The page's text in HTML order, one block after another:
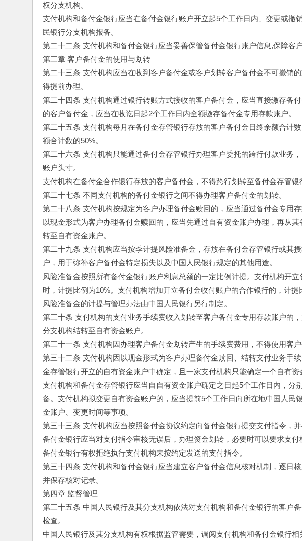
权分支机构。
支付机构和备付金银行应当在备付金银行账户开立起5个工作日内、变更或撤
民银行分支机构报备。
第二十二条 支付机构和备付金银行应当妥善保管备付金银行账户信息,保障客
第三章 客户备付金的使用与划转
第二十三条 支付机构应当在收到客户备付金或客户划转客户备付金不可撤销
得提前办理。
第二十四条 支付机构通过银行转账方式接收的客户备付金，应当直接缴存备
的客户备付金，应当在收讫日起2个工作日内全额缴存备付金专用存款账户。
第二十五条 支付机构每月在备付金存管银行存放的客户备付金日终余额合计
额合计数的50%。
第二十六条 支付机构只能通过备付金存管银行办理客户委托的跨行付款业务
账户头寸。
支付机构在备付金合作银行存放的客户备付金，不得跨行划转至备付金存管银
第二十七条 不同支付机构的备付金银行之间不得办理客户备付金的划转。
第二十八条 支付机构按规定为客户办理备付金赎回的，应当通过备付金专用
以现金形式为客户办理备付金赎回的，应当先通过自有资金账户办理，再从
转至自有资金账户。
第二十九条 支付机构应当按季计提风险准备金，存放在备付金存管银行或其
户，用于弥补客户备付金特定损失以及中国人民银行规定的其他用途。
风险准备金按照所有备付金银行账户利息总额的一定比例计提。支付机构开立
时，计提比例为10%。支付机构增加开立备付金收付账户的合作银行的，计提
风险准备金的计提与管理办法由中国人民银行另行制定。
第三十条 支付机构的支付业务手续费收入划转至客户备付金专用存款账户的
分支机构结转至自有资金账户。
第三十一条 支付机构因办理客户备付金划转产生的手续费费用，不得使用客户
第三十二条 支付机构因以现金形式为客户办理备付金赎回、结转支付业务手
金存管银行开立的自有资金账户中确定，且一家支付机构只能确定一个自有资
支付机构和备付金存管银行应当自自有资金账户确定之日起5个工作日内，分
备。支付机构拟变更自有资金账户的，应当提前5个工作日向所在地中国人民
金账户、变更时间等事项。
第三十三条 支付机构应当按照备付金协议约定向备付金银行提交支付指令，
备付金银行应当对支付指令审核无误后，办理资金划转，必要时可以要求支付
备付金银行有权拒绝执行支付机构未按约定发送的支付指令。
第三十四条 支付机构和备付金银行应当建立客户备付金信息核对机制，逐日
并保存核对记录。
第四章 监督管理
第三十五条 中国人民银行及其分支机构依法对支付机构和备付金银行的客户
检查。
中国人民银行及其分支机构有权根据监管需要，调阅支付机构和备付金银行